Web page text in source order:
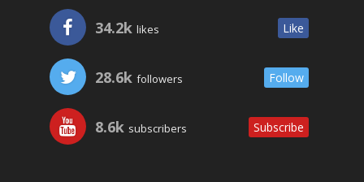
34.2k likes Like
28.6k followers Follow
8.6k subscribers Subscribe